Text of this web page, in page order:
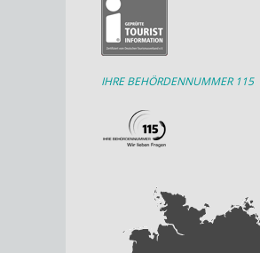
IHRE BEHÖRDENNUMMER 115